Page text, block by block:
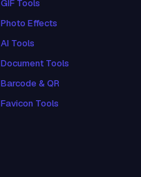
GIF Tools
Photo Effects
AI Tools
Document Tools
Barcode & QR
Favicon Tools